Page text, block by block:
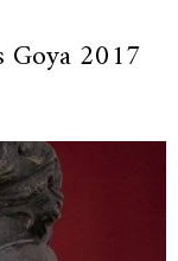
Goya 2017